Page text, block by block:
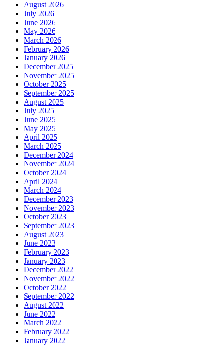
August 2026
July 2026
June 2026
May 2026
March 2026
February 2026
January 2026
December 2025
November 2025
October 2025
September 2025
August 2025
July 2025
June 2025
May 2025
April 2025
March 2025
December 2024
November 2024
October 2024
April 2024
March 2024
December 2023
November 2023
October 2023
September 2023
August 2023
June 2023
February 2023
January 2023
December 2022
November 2022
October 2022
September 2022
August 2022
June 2022
March 2022
February 2022
January 2022